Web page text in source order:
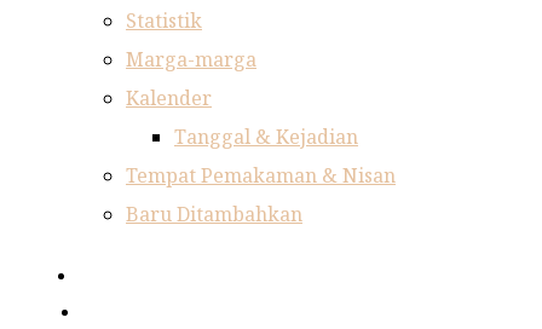
Statistik
Marga-marga
Kalender
Tanggal & Kejadian
Tempat Pemakaman & Nisan
Baru Ditambahkan